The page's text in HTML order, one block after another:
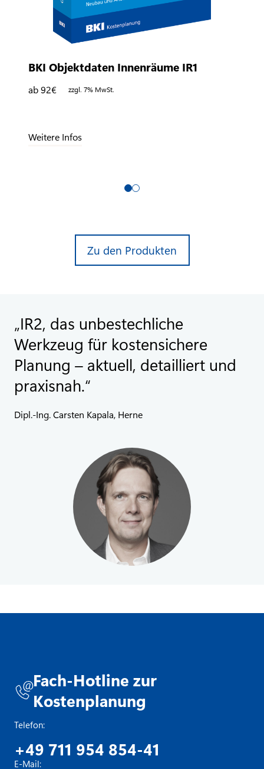
BKI Objektdaten Innenräume IR1
ab 92€ zzgl. 7% MwSt.
Weitere Infos
Zu den Produkten
IR2, das unbestechliche
Werkzeug für kostensichere
Planung – aktuell, detailliert und
praxisnah.
Dipl.-Ing. Carsten Kapala, Herne
Fach-Hotline zur
Kostenplanung
Telefon:
+49 711 954 854-41
E-Mail: